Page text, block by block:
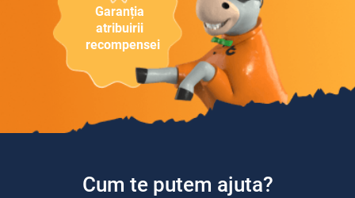
Garanția
atribuirii
recompensei
Cum te putem ajuta?